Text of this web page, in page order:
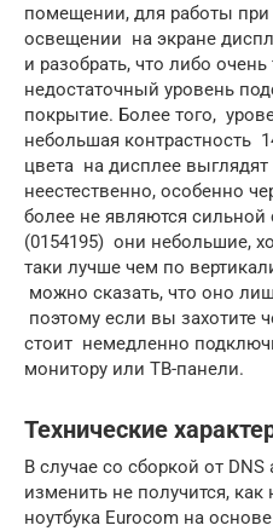
помещении, для работы
освещении на экране
и разобрать, что либо
недостаточный уровень
покрытие. Более того,
небольшая контрастность
цвета на дисплее выглядят
неестественно, особенно
более не являются сильной
(0154195) они небольшие,
таки лучше чем по
можно сказать, что оно
поэтому если вы захотите
стоит немедленно
монитору или ТВ-панели.
Технические
В случае со сборкой от
изменить не получится,
ноутбука Eurocom на